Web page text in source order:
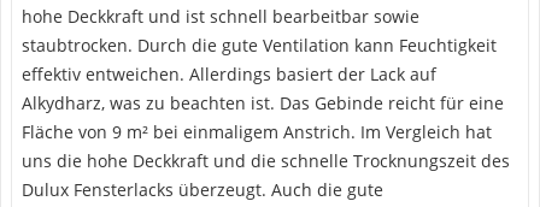
hohe Deckkraft und ist schnell bearbeitbar sowie
staubtrocken. Durch die gute Ventilation kann Feuchtigkeit
effektiv entweichen. Allerdings basiert der Lack auf
Alkydharz, was zu beachten ist. Das Gebinde reicht für eine
Fläche von 9 m² bei einmaligem Anstrich. Im Vergleich hat
uns die hohe Deckkraft und die schnelle Trocknungszeit des
Dulux Fensterlacks überzeugt. Auch die gute